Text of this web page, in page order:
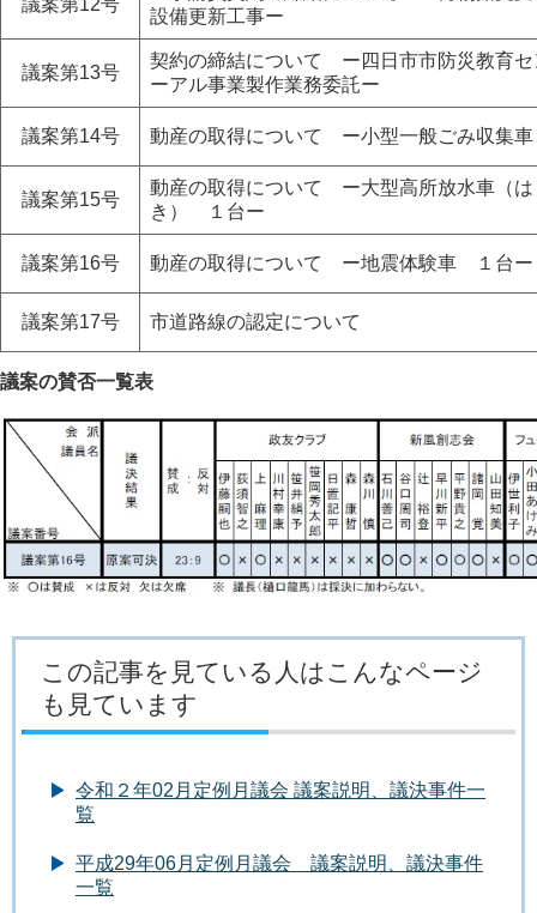
設備更新工事ー
議案第13号
契約の締結について ー四日市市防災教育セ
ーアル事業製作業務委託ー
議案第14号 動産の取得について ー小型一般ごみ収集
議案第15号
動産の取得について ー大型高所放水車（は
き） １台ー
議案第16号 動産の取得について ー地震体験車 １台ー
議案第17号 市道路線の認定について
議案の賛否一覧表
この記事を見ている人はこんなページ
も見ています
令和２年02月定例月議会 議案説明、議決事件一
覧
平成29年06月定例月議会 議案説明、議決事件
一覧